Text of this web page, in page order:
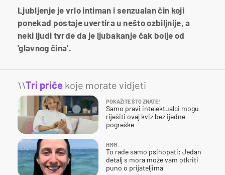
Ljubljenje je vrlo intiman i senzualan čin koji
ponekad postaje uvertira u nešto ozbiljnije, a
neki ljudi tvrde da je ljubakanje čak bolje od
'glavnog čina'.
\\Tri priče koje morate vidjeti
POKAŽITE ŠTO ZNATE!
Samo pravi intelektualci mogu
riješiti ovaj kviz bez ijedne
pogreške
HMM…
To rade samo psihopati: Jedan
detalj s mora može vam otkriti
puno o prijateljima